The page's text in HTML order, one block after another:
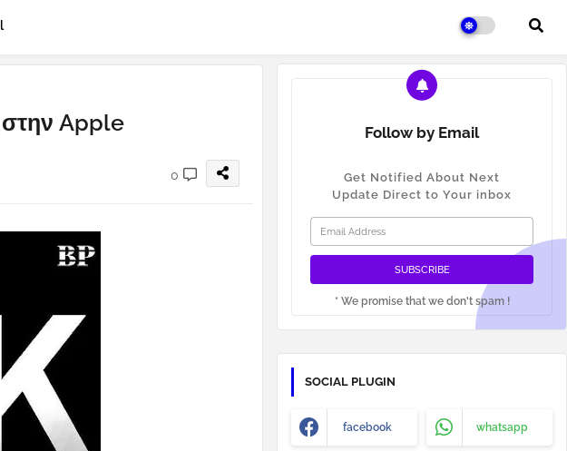
στην Apple
0
Follow by Email
Get Notified About Next
Update Direct to Your inbox
* We promise that we don't spam !
SOCIAL PLUGIN
facebook whatsapp